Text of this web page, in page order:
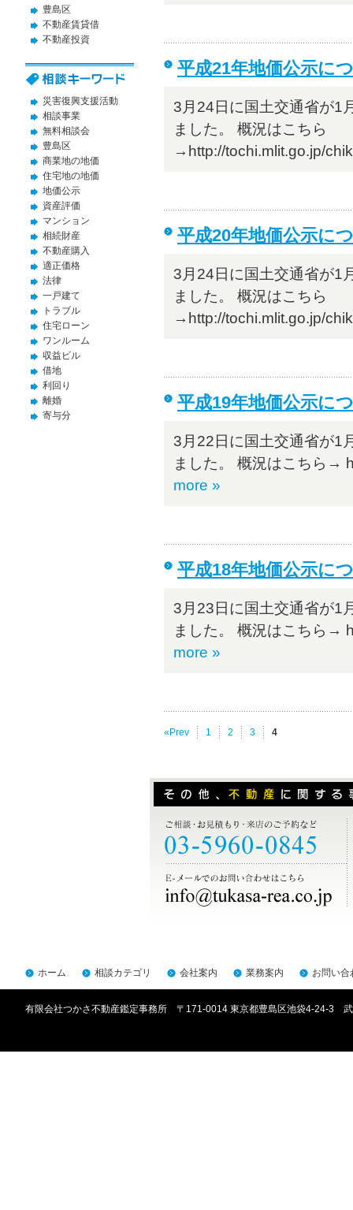
平成21年地価公示に
3月24日に国土交通省が1
ました。 概況はこちら
→http://tochi.mlit.go.jp/
平成20年地価公示に
3月24日に国土交通省が1
ました。 概況はこちら
→http://tochi.mlit.go.jp/
平成19年地価公示に
3月22日に国土交通省が1
ました。 概況はこちら→
more »
平成18年地価公示に
3月23日に国土交通省が1
ました。 概況はこちら→
more »
«Prev 1 2 3 4
豊島区
不動産賃貸借
不動産投資
災害復興支援活動
相談事業
無料相談会
豊島区
商業地の地価
住宅地の地価
地価公示
資産評価
マンション
相続財産
不動産購入
適正価格
法律
一戸建て
トラブル
住宅ローン
ワンルーム
収益ビル
借地
利回り
離婚
寄与分
ホーム 相談カテゴリ 会社案内 業務案内 お問い合
有限会社つかさ不動産鑑定事務所 〒171-0014 東京都豊島区池袋4-24-3